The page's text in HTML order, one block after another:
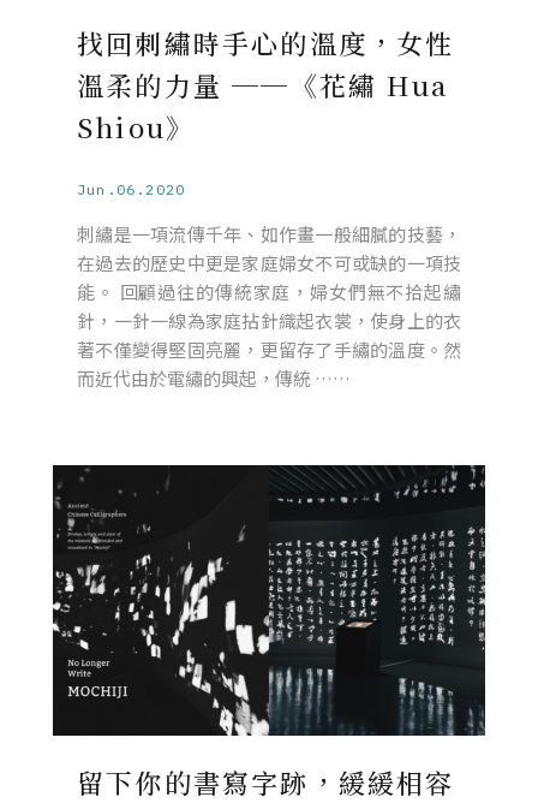
找回刺繡時手心的溫度，女性
溫柔的力量 ──《花繡 Hua
Shiou》
Jun.06.2020
刺繡是一項流傳千年、如作畫一般細膩的技藝，
在過去的歷史中更是家庭婦女不可或缺的一項技
能。 回顧過往的傳統家庭，婦女們無不拾起繡
針，一針一線為家庭拈針織起衣裳，使身上的衣
著不僅變得堅固亮麗，更留存了手繡的溫度。然
而近代由於電繡的興起，傳統 ……
留下你的書寫字跡，緩緩相容